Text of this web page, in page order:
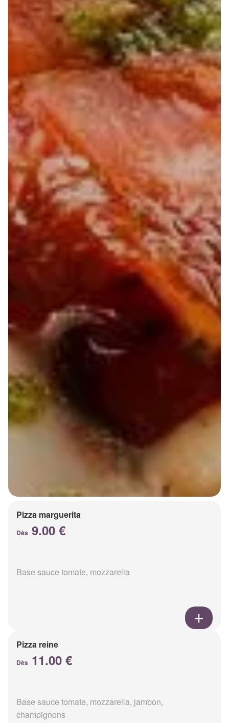
Pizza marguerita
Dès 9.00 €
Base sauce tomate, mozzarella
Pizza reine
Dès 11.00 €
Base sauce tomate, mozzarella, jambon,
champignons